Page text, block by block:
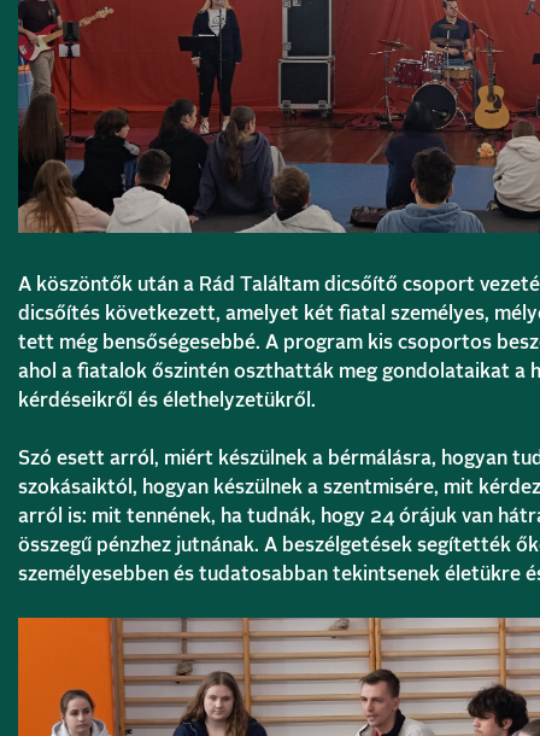
A köszöntők után a Rád Találtam dicsőítő csoport
dicsőítés következett, amelyet két fiatal személyes,
tett még bensőségesebbé. A program kis csoportos
ahol a fiatalok őszintén oszthatták meg gondolataikat a
kérdéseikről és élethelyzetükről.
Szó esett arról, miért készülnek a bérmálásra, hogyan
szokásaiktól, hogyan készülnek a szentmisére, mit
arról is: mit tennének, ha tudnák, hogy 24 órájuk van
összegű pénzhez jutnának. A beszélgetések segítették
személyesebben és tudatosabban tekintsenek életükre